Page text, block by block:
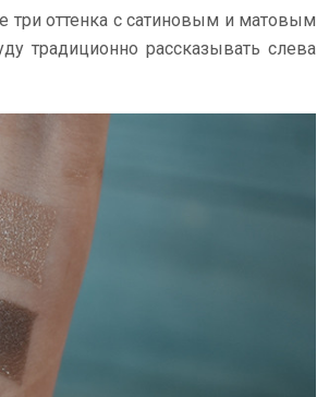
три оттенка с сатиновым и матовым
традиционно рассказывать слева